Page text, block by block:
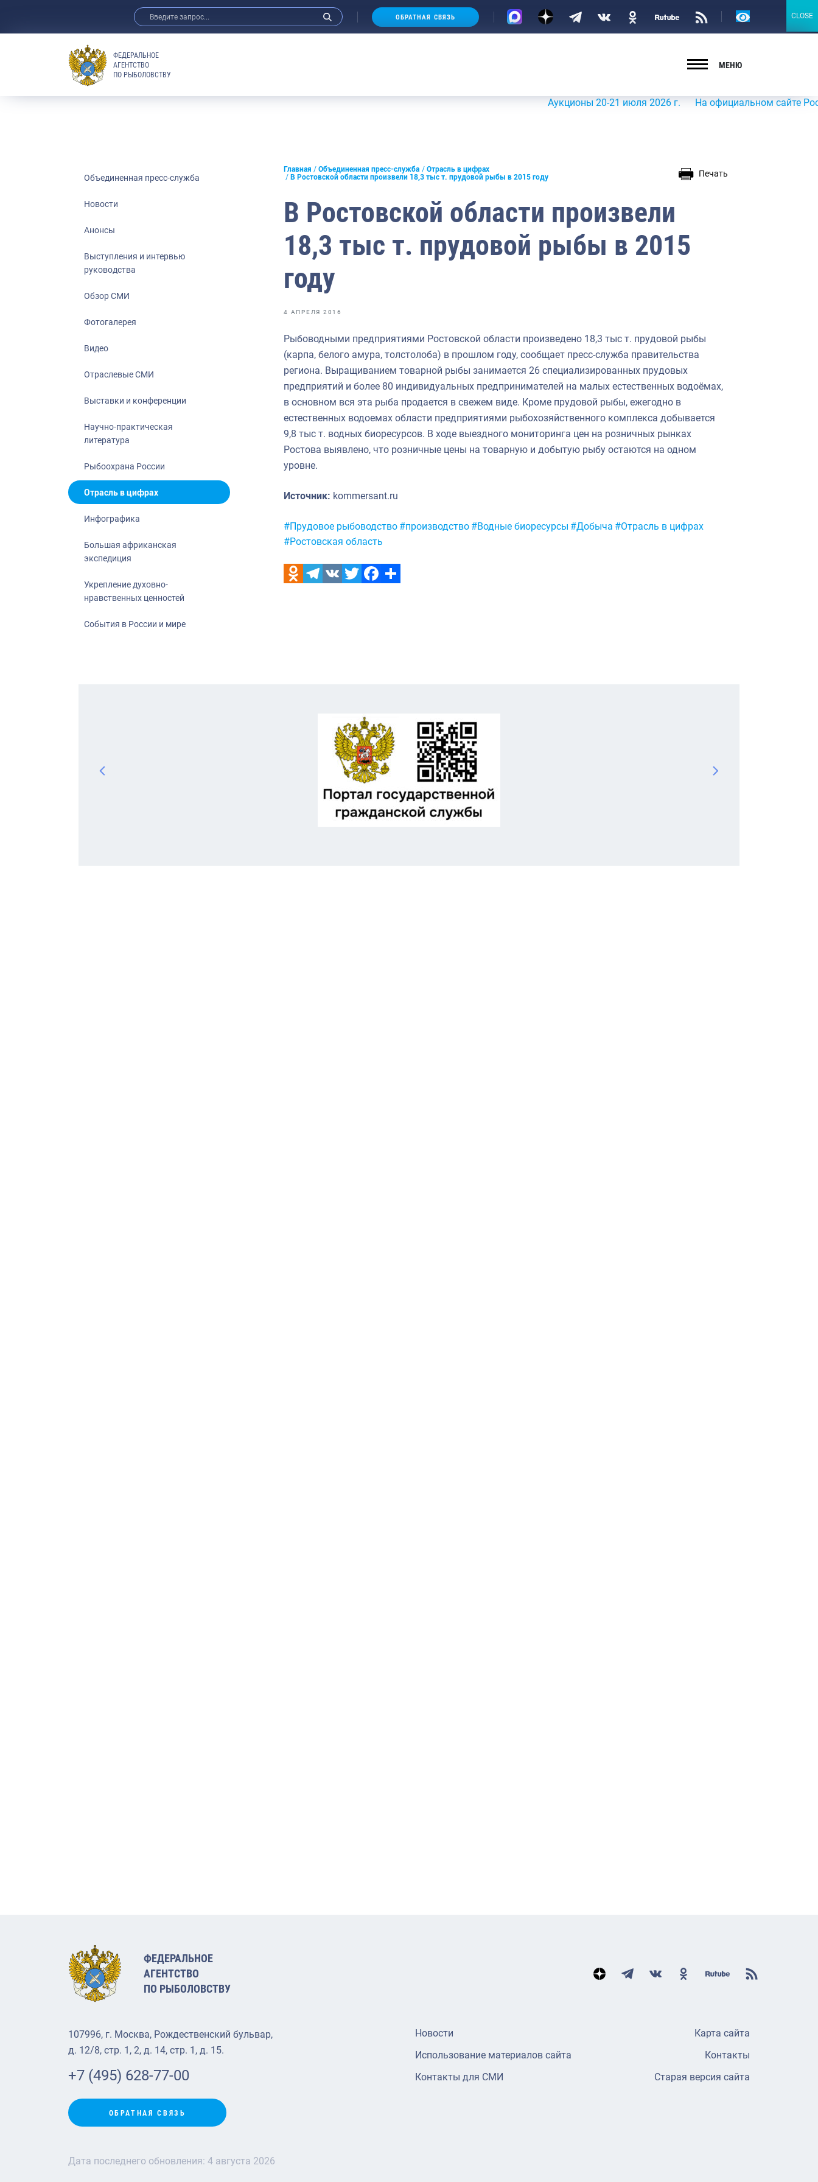
Анонсы
Выставки и конференции
Научно-практическая литература
Рыбоохрана России
Отрасль в цифрах
Большая африканская экспедиция
События в России и мире
ОБРАТНАЯ СВЯЗЬ
Версия
ФЕДЕРАЛЬНОЕ
АГЕНТСТВО
ПО РЫБОЛОВСТВУ
МЕНЮ
Аукционы 20-21 июля 2026 г. На официальном сайте
Объединенная пресс-служба
Новости
Анонсы
Выступления и интервью
руководства
Обзор СМИ
Фотогалерея
Видео
Отраслевые СМИ
Выставки и конференции
Научно-практическая
литература
Рыбоохрана России
Отрасль в цифрах
Инфографика
Большая африканская
экспедиция
Укрепление духовно-
нравственных ценностей
События в России и мире
Главная Объединенная пресс-служба
Отрасль в цифрах
В Ростовской области произвели 18,3 тыс т. прудовой рыбы в 2015 году
Печать
В Ростовской области произвели
18,3 тыс т. прудовой рыбы в 2015
году
4 АПРЕЛЯ 2016
Рыбоводными предприятиями Ростовской области произведено 18,3 тыс т. прудовой рыбы
(карпа, белого амура, толстолоба) в прошлом году, сообщает пресс-служба правительства
региона. Выращиванием товарной рыбы занимается 26 специализированных прудовых
предприятий и более 80 индивидуальных предпринимателей на малых естественных водоёмах,
в основном вся эта рыба продается в свежем виде. Кроме прудовой рыбы, ежегодно в
естественных водоемах области предприятиями рыбохозяйственного комплекса добывается
9,8 тыс т. водных биоресурсов. В ходе выездного мониторинга цен на розничных рынках
Ростова выявлено, что розничные цены на товарную и добытую рыбу остаются на одном
уровне.
Источник: kommersant.ru
Метки:
#Прудовое рыбоводство #производство #Водные биоресурсы #Добыча #Отрасль в цифрах
#Ростовская область
ФЕДЕРАЛЬНОЕ
АГЕНТСТВО
ПО РЫБОЛОВСТВУ
107996, г. Москва, Рождественский бульвар,
д. 12/8, стр. 1, 2, д. 14, стр. 1, д. 15.
+7 (495) 628-77-00
ОБРАТНАЯ СВЯЗЬ
Новости
Использование материалов сайта
Контакты для СМИ
Карта сайта
Контакты
Старая версия сайта
Дата последнего обновления: 4 августа 2026
CLOSE
CLOSE